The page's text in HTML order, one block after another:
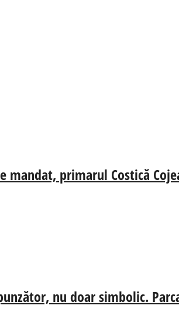
mandat, primarul Costică
nu doar simbolic.